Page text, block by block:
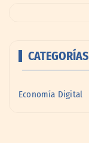
CATEGORÍAS
Economía Digital